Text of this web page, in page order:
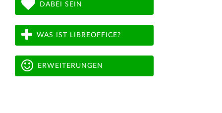
DABEI SEIN
WAS IST LIBREOFFICE?
ERWEITERUNGEN